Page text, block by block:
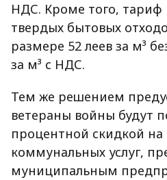
НДС. Кроме того,
твердых бытовых
размере 52 леев за м³
за м³ с НДС.
Тем же решением
ветераны войны будут
процентной скидкой на
коммунальных услуг,
муниципальным